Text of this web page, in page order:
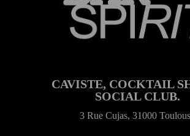
CAVISTE, COCKTAIL
SOCIAL CLUB.
3 Rue Cujas, 31000